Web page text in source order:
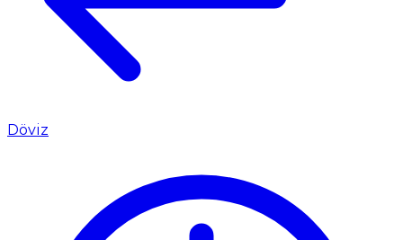
Döviz